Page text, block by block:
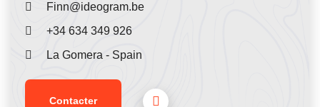
Finn@ideogram.be
+34 634 349 926‬
La Gomera - Spain
Contacter